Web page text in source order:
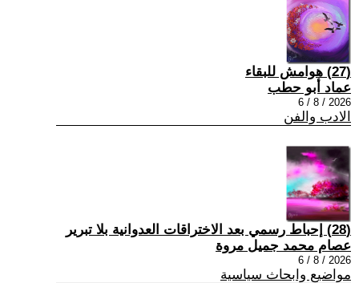
(27) هوامش للبقاء
عماد أبو حطب
2026 / 8 / 6
الادب والفن
(28) إحباط رسمي بعد الاختراقات العدوانية بلا تبرير
عصام محمد جميل مروة
2026 / 8 / 6
مواضيع وابحاث سياسية